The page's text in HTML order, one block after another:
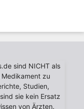
sind NICHT als
zu
Studien,
sie kein Ersatz
von Ärzten.